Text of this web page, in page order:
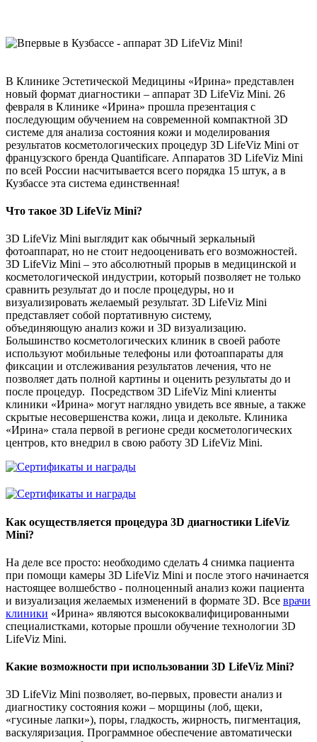
В Клинике Эстетической Медицины «Ирина» представлен
новый формат диагностики – аппарат 3D LifeViz Mini. 26
февраля в Клинике «Ирина» прошла презентация с
последующим обучением на современной компактной 3D
системе для анализа состояния кожи и моделирования
результатов косметологических процедур 3D LifeViz Mini от
французского бренда Quantificare. Аппаратов 3D LifeViz Mini
по всей России насчитывается всего порядка 15 штук, а в
Кузбассе эта система единственная!
Что такое 3D LifeViz Mini?
3D LifeViz Mini выглядит как обычный зеркальный
фотоаппарат, но не стоит недооценивать его возможностей.
3D LifeViz Mini – это абсолютный прорыв в медицинской и
косметологической индустрии, который позволяет не только
сравнить результат до и после процедуры, но и
визуализировать желаемый результат. 3D LifeViz Mini
представляет собой портативную систему,
объединяющую анализ кожи и 3D визуализацию.
Большинство косметологических клиник в своей работе
используют мобильные телефоны или фотоаппараты для
фиксации и отслеживания результатов лечения, что не
позволяет дать полной картины и оценить результаты до и
после процедур. Посредством 3D LifeViz Mini клиенты
клиники «Ирина» могут наглядно увидеть все явные, а также
скрытые несовершенства кожи, лица и декольте. Клиника
«Ирина» стала первой в регионе среди косметологических
центров, кто внедрил в свою работу 3D LifeViz Mini.
Как осуществляется процедура 3D диагностики LifeViz
Mini?
На деле все просто: необходимо сделать 4 снимка пациента
при помощи камеры 3D LifeViz Mini и после этого начинается
настоящее волшебство - полноценный анализ кожи пациента
и визуализация желаемых изменений в формате 3D. Все врачи
клиники «Ирина» являются высококвалифицированными
специалистками, которые прошли обучение технологии 3D
LifeViz Mini.
Какие возможности при использовании 3D LifeViz Mini?
3D LifeViz Mini позволяет, во-первых, провести анализ и
диагностику состояния кожи – морщины (лоб, щеки,
«гусиные лапки»), поры, гладкость, жирность, пигментация,
васкуляризация. Программное обеспечение автоматически